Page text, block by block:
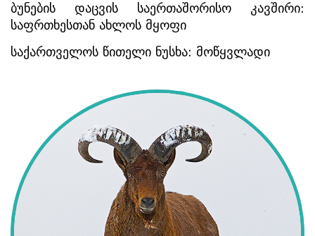
ბუნების დაცვის საერთაშორისო კავშირი:
საფრთხესთან ახლოს მყოფი
საქართველოს წითელი ნუსხა: მოწყვლადი